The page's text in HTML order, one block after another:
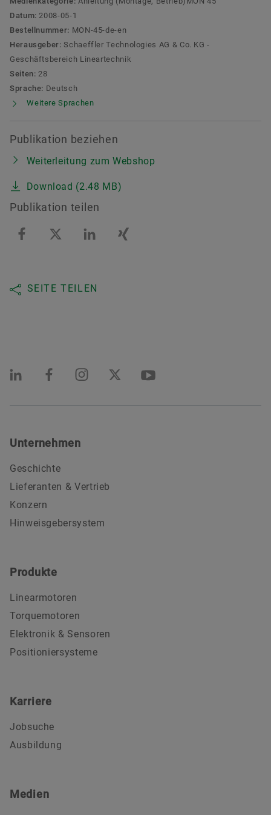
Datum: 2008-05-1
Bestellnummer: MON-45-de-en
Herausgeber: Schaeffler Technologies AG & Co. KG -
Geschäftsbereich Lineartechnik
Seiten: 28
Sprache: Deutsch
Weitere Sprachen
Publikation beziehen
Weiterleitung zum Webshop
Download (2.48 MB)
Publikation teilen
SEITE TEILEN
Unternehmen
Geschichte
Lieferanten & Vertrieb
Konzern
Hinweisgebersystem
Produkte
Linearmotoren
Torquemotoren
Elektronik & Sensoren
Positioniersysteme
Karriere
Jobsuche
Ausbildung
Medien